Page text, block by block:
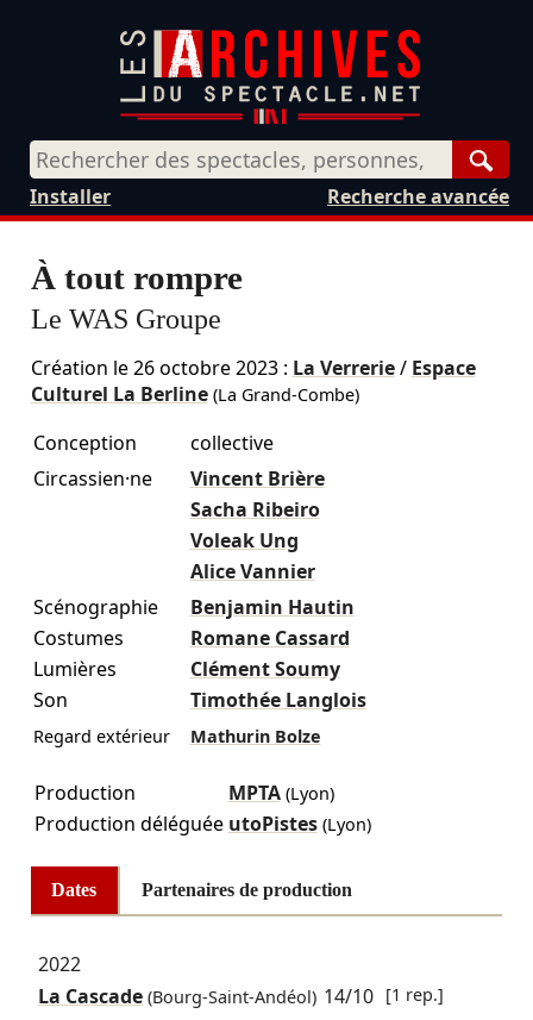
Recherche avancée
Installer
À tout rompre
Le WAS Groupe
Création le26 octobre 2023: La Verrerie/ Espace
Culturel La Berline(La Grand-Combe)
Conception
collective
Circassien·ne
Vincent Brière
Sacha Ribeiro
Voleak Ung
Alice Vannier
Scénographie
Benjamin Hautin
Costumes
Romane Cassard
Lumières
Clément Soumy
Son
Timothée Langlois
Regard extérieur Mathurin Bolze
Production MPTA(Lyon)
Production déléguée utoPistes(Lyon)
Dates Partenaires de production
2022
La Cascade(Bourg-Saint-Andéol) 14/10 [1 rep.]